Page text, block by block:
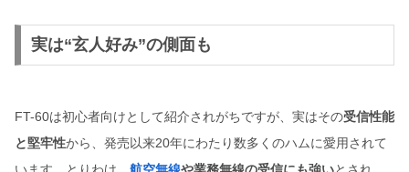
実は“玄人好み”の側面も
FT-60は初心者向けとして紹介されがちですが、実はその受信性能
と堅牢性から、発売以来20年にわたり数多くのハムに愛用されて